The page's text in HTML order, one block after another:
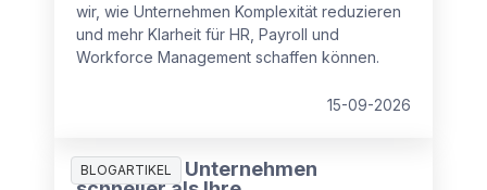
wir, wie Unternehmen Komplexität reduzieren
und mehr Klarheit für HR, Payroll und
Workforce Management schaffen können.
15-09-2026
BLOGARTIKEL
Wächst Ihr Unternehmen